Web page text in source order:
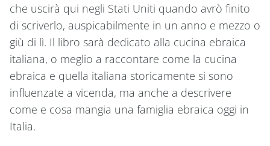
che uscirà qui negli Stati Uniti quando avrò finito
di scriverlo, auspicabilmente in un anno e mezzo o
giù di lì. Il libro sarà dedicato alla cucina ebraica
italiana, o meglio a raccontare come la cucina
ebraica e quella italiana storicamente si sono
influenzate a vicenda, ma anche a descrivere
come e cosa mangia una famiglia ebraica oggi in
Italia.